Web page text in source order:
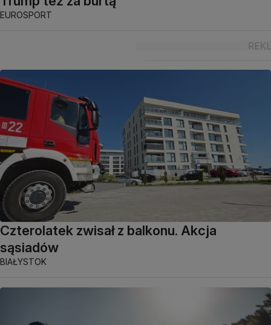
EUROSPORT
Czterolatek zwisał z balkonu. Akcja
sąsiadów
BIAŁYSTOK